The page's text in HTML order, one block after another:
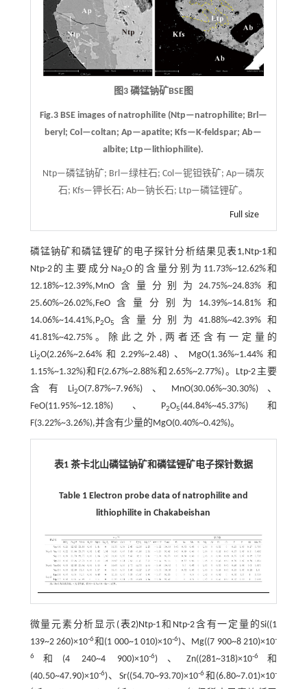
图3 磷锰钠矿BSE图
Fig.3 BSE images of natrophilite (Ntp—natrophilite; Brl—
beryl; Col—coltan; Ap—apatite; Kfs—K-feldspar; Ab—
albite; Ltp—lithiophilite).
Ntp—磷锰钠矿; Brl—绿柱石; Col—铌钽铁矿; Ap—磷灰
石; Kfs—钾长石; Ab—钠长石; Ltp—磷锰锂矿。
Full size
磷锰钠矿和磷锰锂矿的电子探针分析结果见表1,Ntp-1和
Ntp-2的主要成分Na2O的含量分别为11.73%~12.62%和
12.18%~12.39%,MnO含量分别为24.75%~24.83%和
25.60%~26.02%,FeO含量分别为14.39%~14.81%和
14.06%~14.41%,P2O5
含量分别为41.88%~42.39%和
41.81%~42.75%。除此之外,两者还含有一定量的
Li2O(2.26%~2.64%和2.29%~2.48)、MgO(1.36%~1.44%和
1.15%~1.32%)和F(2.67%~2.88%和2.65%~2.77%)。Ltp-2主要
含有Li2O(7.87%~7.96%)、MnO(30.06%~30.30%)、
FeO(11.95%~12.18%)、P2O5(44.84%~45.37%)和
F(3.22%~3.26%),并含有少量的MgO(0.40%~0.42%)。
表1 茶卡北山磷锰钠矿和磷锰锂矿电子探针数据
Table 1 Electron probe data of natrophilite and
lithiophilite in Chakabeishan
微量元素分析显示(表2)Ntp-1和Ntp-2含有一定量的Si((1
139~2 260)×10-6和(1 000~1 010)×10-6)、Mg((7 900~8 210)×10-
6和(4 240~4 900)×10-6)、Zn((281~318)×10-6和
(40.50~47.90)×10-6)、Sr((54.70~93.70)×10-6和(6.80~7.01)×10-